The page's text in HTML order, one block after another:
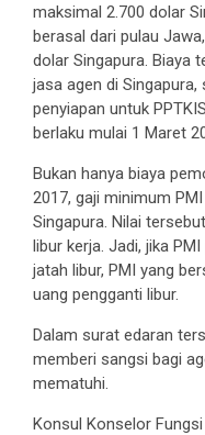
maksimal 2.700 dolar
berasal dari pulau
dolar Singapura. Biaya
jasa agen di
penyiapan untuk
berlaku mulai 1 Maret
Bukan hanya biaya
2017, gaji minimum
Singapura. Nilai
libur kerja. Jadi, jika
jatah libur, PMI yang
uang pengganti libur.
Dalam surat edaran
memberi sangsi bagi
mematuhi.
Konsul Konselor Fungsi